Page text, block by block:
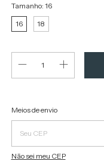
Tamanho: 16
16
18
Entregas para o CEP:
Meios de envio
Não sei meu CEP